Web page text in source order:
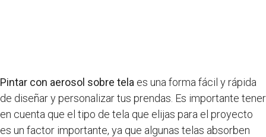
Pintar con aerosol sobre tela es una forma fácil y rápida
de diseñar y personalizar tus prendas. Es importante tener
en cuenta que el tipo de tela que elijas para el proyecto
es un factor importante, ya que algunas telas absorben